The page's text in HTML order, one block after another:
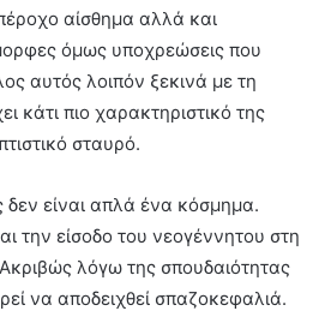
αίσθημα αλλά και
όμως υποχρεώσεις που
αυτός λοιπόν ξεκινά με τη
κάτι πιο χαρακτηριστικό της
σταυρό.
δεν είναι απλά ένα κόσμημα.
την είσοδο του νεογέννητου στη
λόγω της σπουδαιότητας
να αποδειχθεί σπαζοκεφαλιά.